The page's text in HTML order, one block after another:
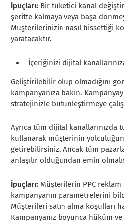
İpuçları: Bir tüketici kanal
şeritte kalmaya veya başa
Müşterilerinizin nasıl hissettiği
yaratacaktır.
İçeriğinizi dijital
Geliştirilebilir olup olmadığını
kampanyanıza bakın.
stratejinizle bütünleştirmeye
Ayrıca tüm dijital kanallarınızda
kullanarak müşterinin
getirebilirsiniz. Ancak tüm
anlaşılır olduğundan emin
İpuçları: Müşterilerin PPC
kampanyanın parametrelerini
Müşterileri satın alma koşulları
Kampanyanız boyunca hüküm